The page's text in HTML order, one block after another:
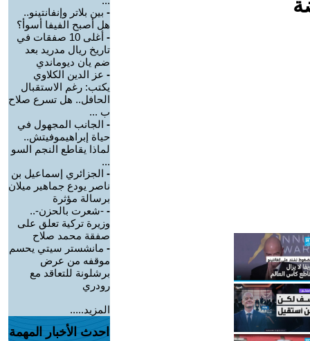
- بين بلاتر وإنفانتينو..
هل أصبح الفيفا أسوأ؟
-
أغلى 10 صفقات في
تاريخ ريال مدريد بعد
ضم يان ديوماندي
- عز الدين الكلاوي
يكتب: رغم الاستقبال
الحافل.. هل تسرع صلاح
ب ...
- الجانب المجهول في
حياة إبراهيموفيتش..
لماذا يقاطع النجم السو
...
- الجزائري إسماعيل بن
ناصر يودع جماهير ميلان
برسالة مؤثرة
- -شعرت بالحزن-..
وزيرة تركية تعلق على
صفقة محمد صلاح
- مانشستر سيتي يحسم
موقفه من عرض
برشلونة للتعاقد مع
رودري
المزيد.....
احدث الأخبار المهمة